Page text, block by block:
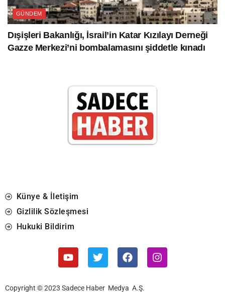
GÜNDEM
Dışişleri Bakanlığı, İsrail’in Katar Kızılayı Derneği
Gazze Merkezi’ni bombalamasını şiddetle kınadı
Künye & İletişim
Gizlilik Sözleşmesi
Hukuki Bildirim
Copyright © 2023 Sadece Haber Medya A.Ş.